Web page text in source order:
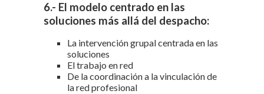
6.- El modelo centrado en las
soluciones más allá del despacho:
La intervención grupal centrada en las
soluciones
El trabajo en red
De la coordinación a la vinculación de
la red profesional